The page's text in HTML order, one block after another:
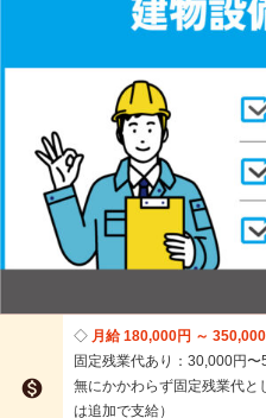

月給 180,000円 ～ 350,000
固定残業代あり：30,000円
無にかかわらず固定残業代と
は追加で支給）